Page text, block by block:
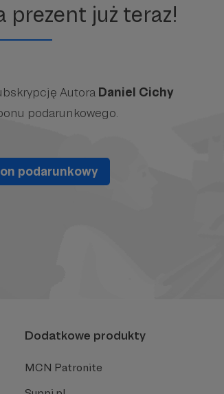
prezent już teraz!
Autora Daniel Cichy
podarunkowego.
podarunkowy
Dodatkowe produkty
MCN Patronite